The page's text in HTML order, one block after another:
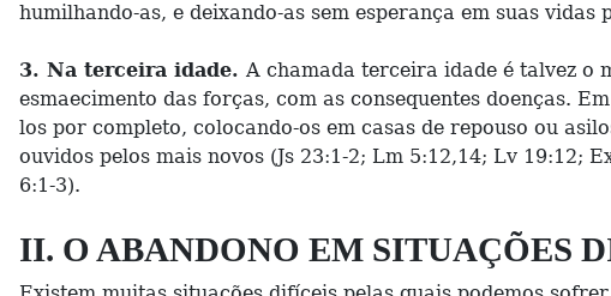
humilhando-as, e deixando-as sem esperança em suas vidas
3. Na terceira idade. A chamada terceira idade é talvez o
esmaecimento das forças, com as consequentes doenças.
los por completo, colocando-os em casas de repouso ou
ouvidos pelos mais novos (Js 23:1-2; Lm 5:12,14; Lv 19:12;
6:1-3).
II. O ABANDONO EM SITUAÇÕES